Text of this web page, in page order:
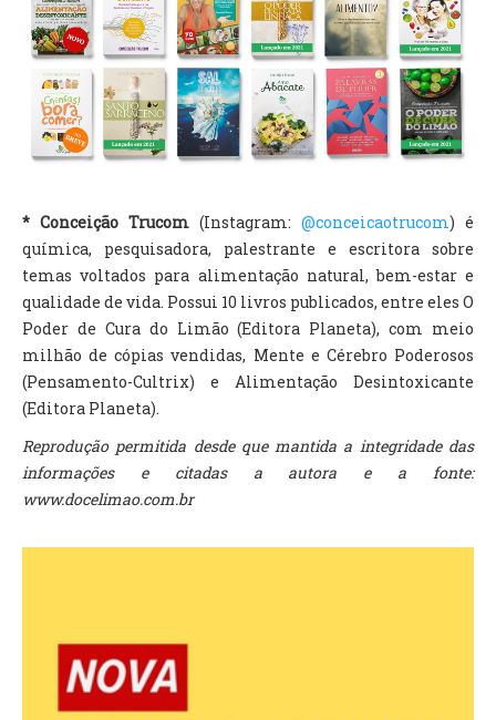
* Conceição Trucom (Instagram: @conceicaotrucom) é
química, pesquisadora, palestrante e escritora sobre
temas voltados para alimentação natural, bem-estar e
qualidade de vida. Possui 10 livros publicados, entre eles O
Poder de Cura do Limão (Editora Planeta), com meio
milhão de cópias vendidas, Mente e Cérebro Poderosos
(Pensamento-Cultrix) e Alimentação Desintoxicante
(Editora Planeta).
Reprodução permitida desde que mantida a integridade das
informações e citadas a autora e a fonte:
www.docelimao.com.br